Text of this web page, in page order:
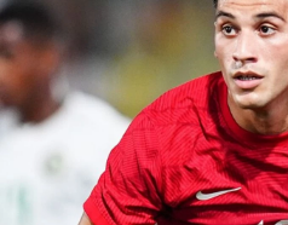
Ramazan
Resmi İlanlar
Rüya Tabirleri